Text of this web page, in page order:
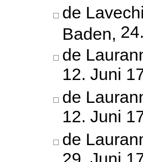
de
Baden,
de
12. Juni
de
12. Juni
de